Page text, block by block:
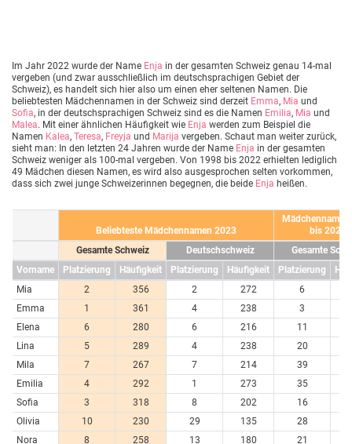
Im Jahr 2022 wurde der Name Enja in der gesamten Schweiz genau 14-mal
vergeben (und zwar ausschließlich im deutschsprachigen Gebiet der
Schweiz), es handelt sich hier also um einen eher seltenen Namen. Die
beliebtesten Mädchennamen in der Schweiz sind derzeit Emma, Mia und
Sofia, in der deutschsprachigen Schweiz sind es die Namen Emilia, Mia und
Malea. Mit einer ähnlichen Häufigkeit wie Enja werden zum Beispiel die
Namen Kalea, Teresa, Freyja und Marija vergeben. Schaut man weiter zurück,
sieht man: In den letzten 24 Jahren wurde der Name Enja in der gesamten
Schweiz weniger als 100-mal vergeben. Von 1998 bis 2022 erhielten lediglich
49 Mädchen diesen Namen, es wird also ausgesprochen selten vorkommen,
dass sich zwei junge Schweizerinnen begegnen, die beide Enja heißen.
Beliebteste Mädchennamen 2023
bis 2023
Gesamte Schweiz
Deutschschweiz
Gesamte
Vorname
Platzierung Häufigkeit Platzierung Häufigkeit Platzierung
Mia
2 356 2 272 6
Emma
1 361 4 238 3
Elena
6 280 6 216 11
Lina
5 289 4 238 20
Mila
7 267 7 214 39
Emilia
4 292 1 273 35
Sofia
3 318 8 202 16
Olivia
10 230 29 135 28
Nora
8 258 13 180 21